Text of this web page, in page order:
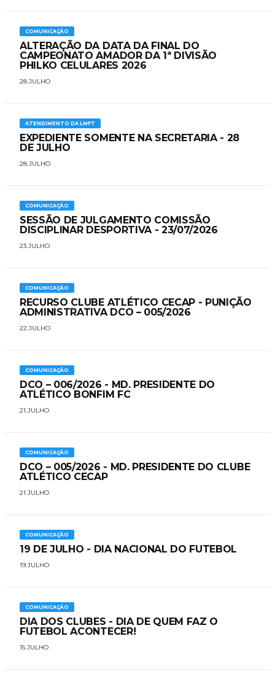
COMUNICAÇÃO
ALTERAÇÃO DA DATA DA FINAL DO
CAMPEONATO AMADOR DA 1ª DIVISÃO
PHILKO CELULARES 2026
28.JULHO
ATENDIMENTO DA LMFT
EXPEDIENTE SOMENTE NA SECRETARIA - 28
DE JULHO
28.JULHO
COMUNICAÇÃO
SESSÃO DE JULGAMENTO COMISSÃO
DISCIPLINAR DESPORTIVA - 23/07/2026
23.JULHO
COMUNICAÇÃO
​RECURSO CLUBE ATLÉTICO CECAP - PUNIÇÃO
ADMINISTRATIVA DCO – 005/2026
22.JULHO
COMUNICAÇÃO
DCO – 006/2026 - MD. PRESIDENTE DO
ATLÉTICO BONFIM FC
21.JULHO
COMUNICAÇÃO
DCO – 005/2026 - MD. PRESIDENTE DO CLUBE
ATLÉTICO CECAP
21.JULHO
COMUNICAÇÃO
19 DE JULHO - DIA NACIONAL DO FUTEBOL
19.JULHO
COMUNICAÇÃO
DIA DOS CLUBES - DIA DE QUEM FAZ O
FUTEBOL ACONTECER!
15.JULHO